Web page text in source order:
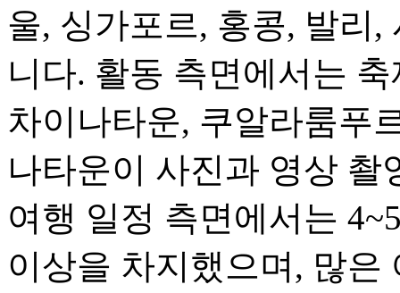
울, 싱가포르, 홍콩, 발리
니다. 활동 측면에서는
차이나타운, 쿠알라룸푸
나타운이 사진과 영상
여행 일정 측면에서는
이상을 차지했으며, 많은